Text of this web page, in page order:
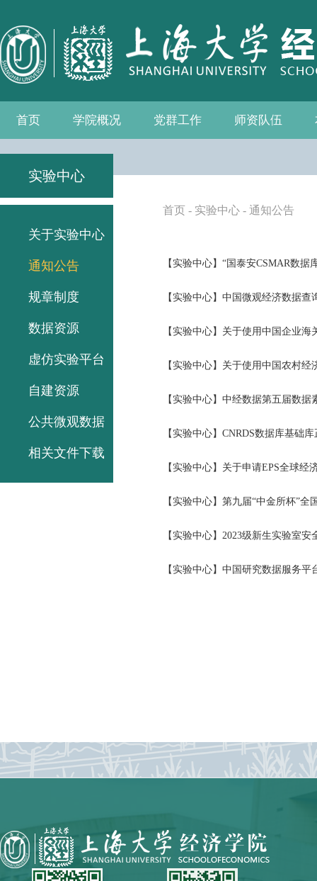
首页 学院概况
学院介绍
现任领导
组织机构
学院愿景
党群工作 师资队伍
实验中心
关于实验中心
通知公告
规章制度
数据资源
虚仿实验平台
自建资源
公共微观数据
相关文件下载
首页 - 实验中心 - 通知公告
【实验中心】“国泰安CSMAR数据
【实验中心】中国微观经济数据查
【实验中心】关于使用中国企业
【实验中心】关于使用中国农村
【实验中心】中经数据第五届数
【实验中心】CNRDS数据库基础
【实验中心】关于申请EPS全球
【实验中心】第九届“中金所杯”
【实验中心】2023级新生实验室安
【实验中心】中国研究数据服务平